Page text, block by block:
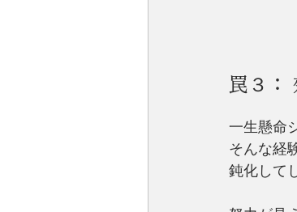
罠３：
一生懸命
そんな経
鈍化して